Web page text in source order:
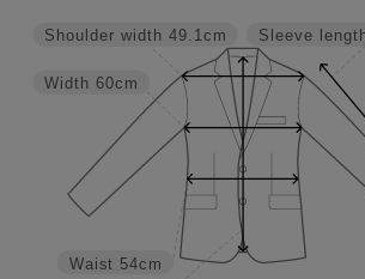
Sleeve
Waist 54cm
Width 60cm
Shoulder width 49.1cm